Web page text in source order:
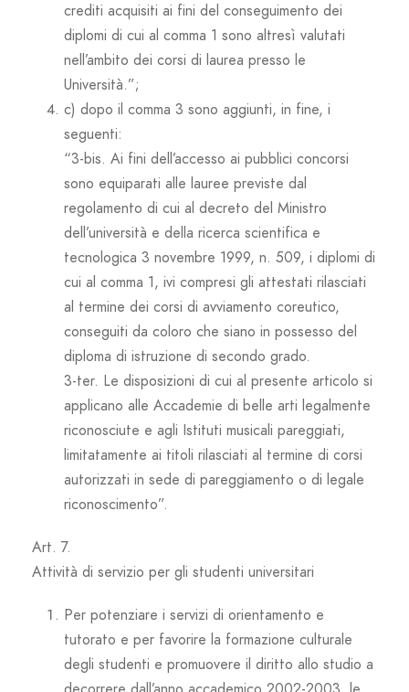
crediti acquisiti ai fini del conseguimento dei
diplomi di cui al comma 1 sono altresì valutati
nell’ambito dei corsi di laurea presso le
Università.”;
c) dopo il comma 3 sono aggiunti, in fine, i
seguenti:
“3-bis. Ai fini dell’accesso ai pubblici concorsi
sono equiparati alle lauree previste dal
regolamento di cui al decreto del Ministro
dell’università e della ricerca scientifica e
tecnologica 3 novembre 1999, n. 509, i diplomi di
cui al comma 1, ivi compresi gli attestati rilasciati
al termine dei corsi di avviamento coreutico,
conseguiti da coloro che siano in possesso del
diploma di istruzione di secondo grado.
3-ter. Le disposizioni di cui al presente articolo si
applicano alle Accademie di belle arti legalmente
riconosciute e agli Istituti musicali pareggiati,
limitatamente ai titoli rilasciati al termine di corsi
autorizzati in sede di pareggiamento o di legale
riconoscimento”.
Art. 7.
Attività di servizio per gli studenti universitari
Per potenziare i servizi di orientamento e
tutorato e per favorire la formazione culturale
degli studenti e promuovere il diritto allo studio a